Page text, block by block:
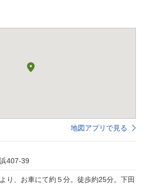
地図アプリで見る
407-39
、お車にて約５分。徒歩約25分。下田